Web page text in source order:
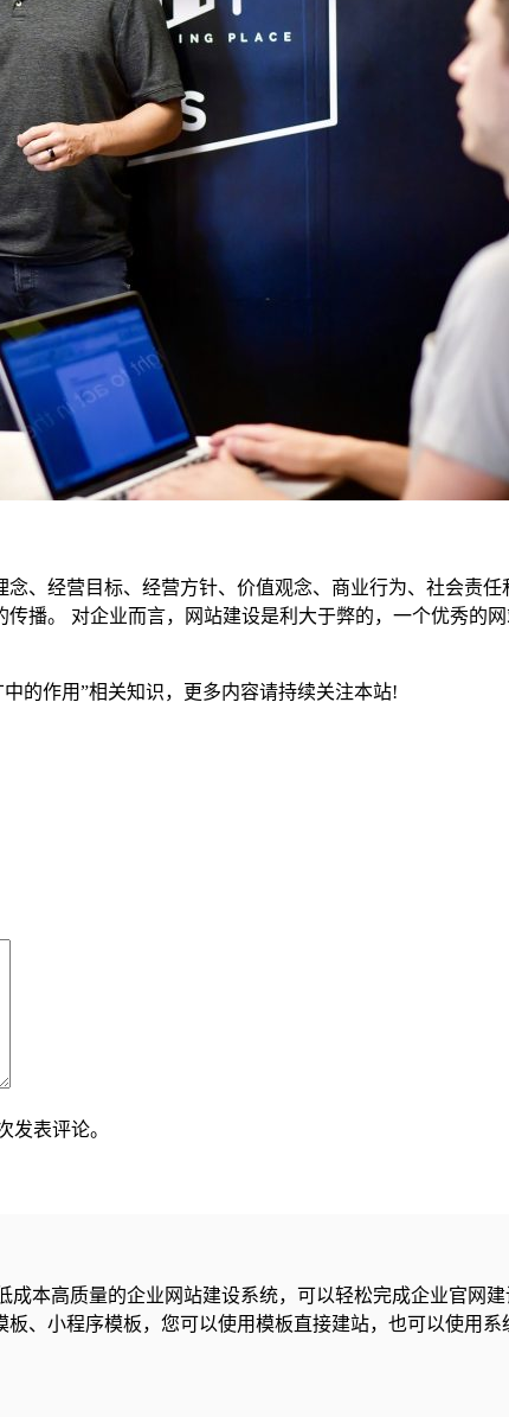
经营目标、经营方针、价值观念、商业行为、社会责任
播。 对企业而言，网站建设是利大于弊的，一个优秀的
作用”相关知识，更多内容请持续关注本站!
发表评论。
成本高质量的企业网站建设系统，可以轻松完成企业官
、小程序模板，您可以使用模板直接建站，也可以使用